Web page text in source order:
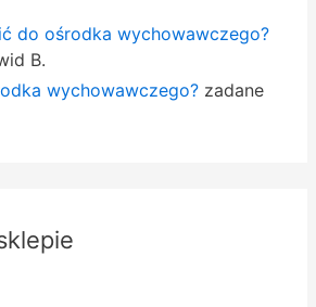
do ośrodka wychowawczego?
B.
wychowawczego?zadane